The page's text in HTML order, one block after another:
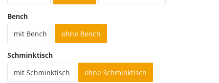
Bench
mit Bench
ohne Bench
Schminktisch
mit Schminktisch
ohne Schminktisch